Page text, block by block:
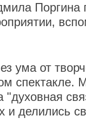
Поргина
ума от
спектакле.
и делились